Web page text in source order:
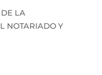
LA
NOTARIADO Y